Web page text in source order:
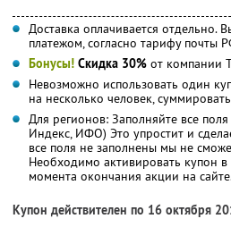
Доставка оплачивается отдельно.
платежом, согласно тарифу почты
Бонусы! Скидка 30% от компании
Невозможно использовать один
на несколько человек,
Для регионов: Заполняйте все
Индекс, ИФО) Это упростит и
все поля не заполнены мы не
Необходимо активировать купон в
момента окончания акции на
Купон действителен по 16 октября